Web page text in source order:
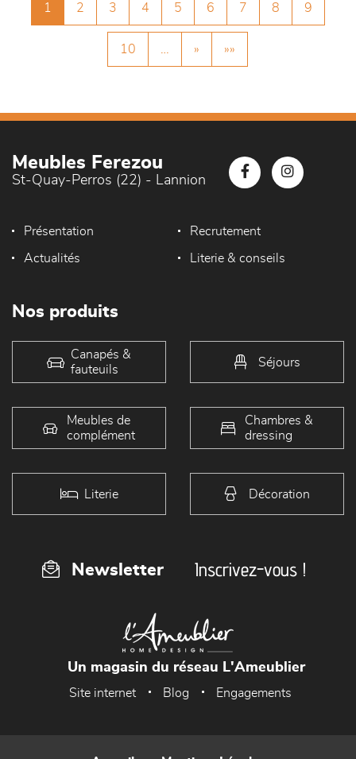
1 2 3 4 5 6 7 8 9
10 » »»
Meubles Ferezou
St-Quay-Perros (22) - Lannion
Présentation Recrutement
Actualités Literie & conseils
Nos produits
Canapés &
fauteuils
Séjours
Meubles de
complément
Chambres &
dressing
Literie Décoration
Newsletter Inscrivez-vous !
Un magasin du réseau L'Ameublier
Site internet Blog Engagements